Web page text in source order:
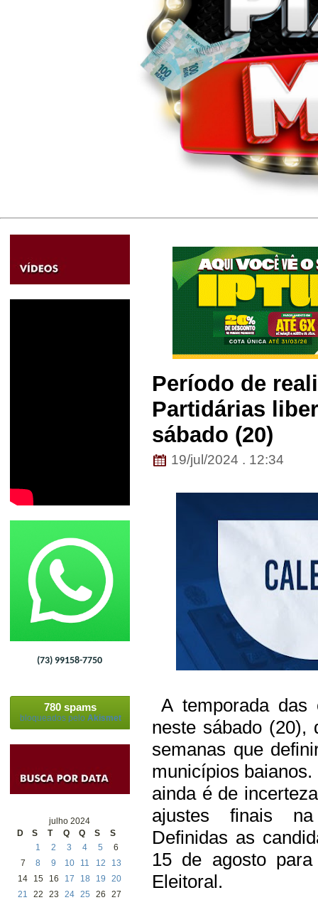
(73) 99158-7750
780 spams
bloqueados pelo Akismet
julho 2024
D
S T Q Q S
S
1
2 3 4 5
6
7
8 9 10 11 12
13
14
15 16 17 18 19
20
21
22 23 24 25 26
27
Período de
Partidárias
sábado (20)
19/jul/2024 . 12:34
A temporada das
neste sábado (20),
semanas que
municípios
ainda é de
ajustes finais
Definidas as
15 de agosto
Eleitoral.